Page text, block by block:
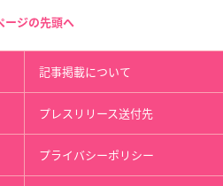
ージの先頭へ
記事掲載について
プレスリリース送付先
プライバシーポリシー